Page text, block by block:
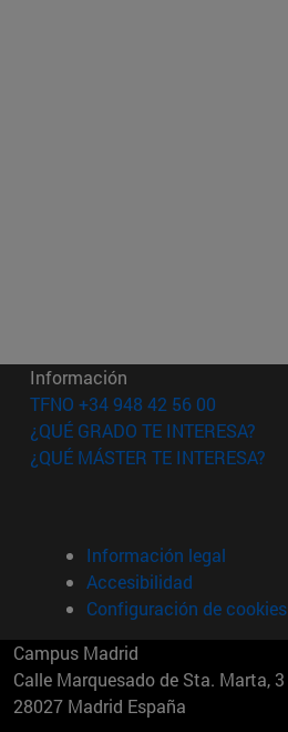
ventana)
ventana)
ventana)
Información
TFNO +34 948 42 56 00
¿QUÉ GRADO TE INTERESA?
¿QUÉ MÁSTER TE INTERESA?
Información legal
Accesibilidad
Configuración de cookies
Campus Madrid
Calle Marquesado de Sta. Marta, 3
28027 Madrid España